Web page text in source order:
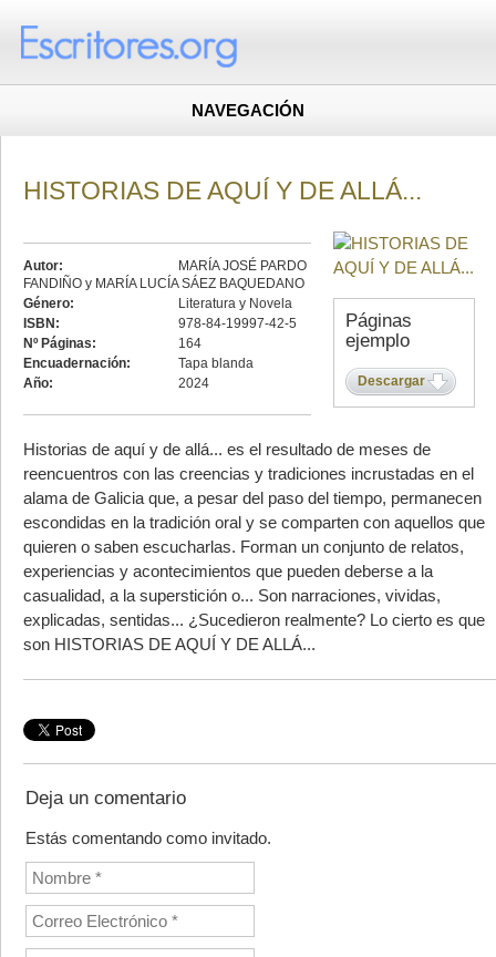
NAVEGACIÓN
Páginas
ejemplo
Descargar
HISTORIAS DE AQUÍ Y DE ALLÁ...
Autor:
MARÍA JOSÉ PARDO
FANDIÑO y MARÍA LUCÍA SÁEZ BAQUEDANO
Género:
Literatura y Novela
ISBN:
978-84-19997-42-5
Nº Páginas:
164
Encuadernación:
Tapa blanda
Año:
2024
Historias de aquí y de allá... es el resultado de meses de
reencuentros con las creencias y tradiciones incrustadas en el
alama de Galicia que, a pesar del paso del tiempo, permanecen
escondidas en la tradición oral y se comparten con aquellos que
quieren o saben escucharlas. Forman un conjunto de relatos,
experiencias y acontecimientos que pueden deberse a la
casualidad, a la superstición o... Son narraciones, vividas,
explicadas, sentidas... ¿Sucedieron realmente? Lo cierto es que
son HISTORIAS DE AQUÍ Y DE ALLÁ...
Deja un comentario
Estás comentando como invitado.